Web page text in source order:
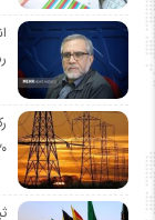
۱۵۲۰